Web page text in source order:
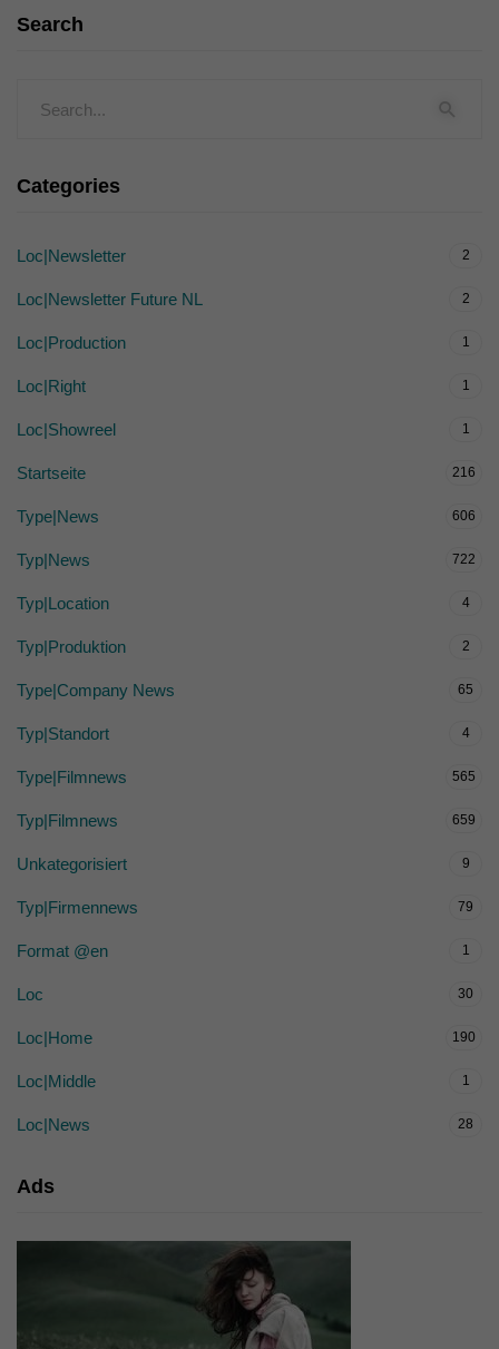
Search
Categories
Loc|Newsletter 2
Loc|Newsletter Future NL 2
Loc|Production 1
Loc|Right 1
Loc|Showreel 1
Startseite 216
Type|News 606
Typ|News 722
Typ|Location 4
Typ|Produktion 2
Type|Company News 65
Typ|Standort 4
Type|Filmnews 565
Typ|Filmnews 659
Unkategorisiert 9
Typ|Firmennews 79
Format @en 1
Loc 30
Loc|Home 190
Loc|Middle 1
Loc|News 28
Ads